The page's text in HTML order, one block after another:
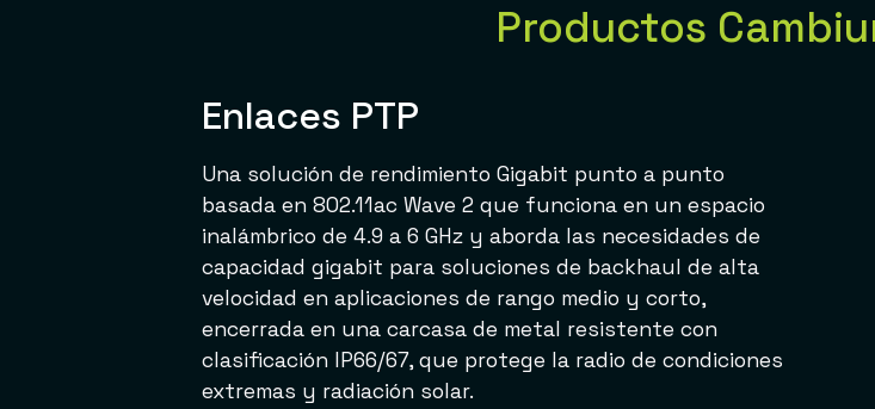
Productos
Enlaces PTP
Una solución de rendimiento Gigabit punto a punto
basada en 802.11ac Wave 2 que funciona en un espacio
inalámbrico de 4.9 a 6 GHz y aborda las necesidades de
capacidad gigabit para soluciones de backhaul de alta
velocidad en aplicaciones de rango medio y corto,
encerrada en una carcasa de metal resistente con
clasificación IP66/67, que protege la radio de condiciones
extremas y radiación solar.